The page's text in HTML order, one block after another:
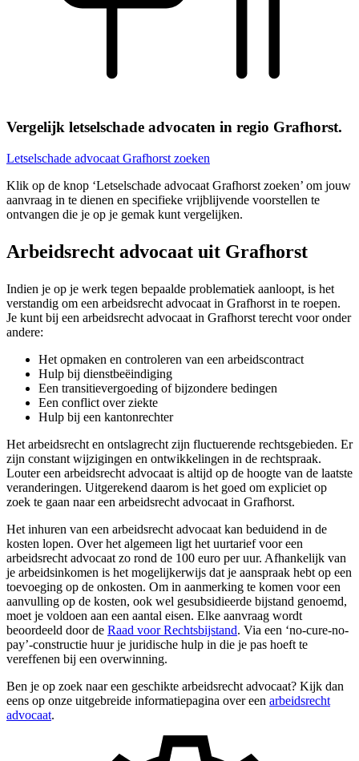
Vergelijk letselschade advocaten in regio Grafhorst.
Letselschade advocaat Grafhorst zoeken
Klik op de knop ‘Letselschade advocaat Grafhorst zoeken’ om jouw
aanvraag in te dienen en specifieke vrijblijvende voorstellen te
ontvangen die je op je gemak kunt vergelijken.
Arbeidsrecht advocaat uit Grafhorst
Indien je op je werk tegen bepaalde problematiek aanloopt, is het
verstandig om een arbeidsrecht advocaat in Grafhorst in te roepen.
Je kunt bij een arbeidsrecht advocaat in Grafhorst terecht voor onder
andere:
Het opmaken en controleren van een arbeidscontract
Hulp bij dienstbeëindiging
Een transitievergoeding of bijzondere bedingen
Een conflict over ziekte
Hulp bij een kantonrechter
Het arbeidsrecht en ontslagrecht zijn fluctuerende rechtsgebieden. Er
zijn constant wijzigingen en ontwikkelingen in de rechtspraak.
Louter een arbeidsrecht advocaat is altijd op de hoogte van de laatste
veranderingen. Uitgerekend daarom is het goed om expliciet op
zoek te gaan naar een arbeidsrecht advocaat in Grafhorst.
Het inhuren van een arbeidsrecht advocaat kan beduidend in de
kosten lopen. Over het algemeen ligt het uurtarief voor een
arbeidsrecht advocaat zo rond de 100 euro per uur. Afhankelijk van
je arbeidsinkomen is het mogelijkerwijs dat je aanspraak hebt op een
toevoeging op de onkosten. Om in aanmerking te komen voor een
aanvulling op de kosten, ook wel gesubsidieerde bijstand genoemd,
moet je voldoen aan een aantal eisen. Elke aanvraag wordt
beoordeeld door de Raad voor Rechtsbijstand. Via een ‘no-cure-no-
pay’-constructie huur je juridische hulp in die je pas hoeft te
vereffenen bij een overwinning.
Ben je op zoek naar een geschikte arbeidsrecht advocaat? Kijk dan
eens op onze uitgebreide informatiepagina over een arbeidsrecht
advocaat.